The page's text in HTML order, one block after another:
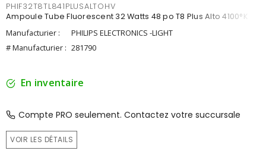
PHIF32T8TL841PLUSALTOHV
Ampoule Tube Fluorescent 32 Watts 48 po T8 Plus Alto 4100°K
Manufacturier :
PHILIPS ELECTRONICS -LIGHT
# Manufacturier : 281790
En inventaire
Compte PRO seulement. Contactez votre succursale
VOIR LES DÉTAILS